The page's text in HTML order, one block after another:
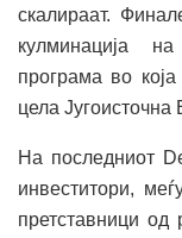
скалираат.
кулминација на
програма во
цела Југоисточна
На последниот
инвеститори,
претставници од